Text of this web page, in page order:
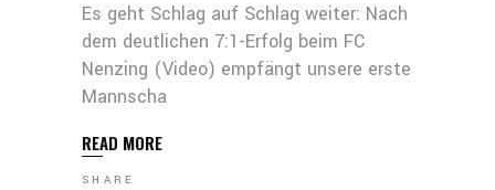
Es geht Schlag auf Schlag weiter: Nach
dem deutlichen 7:1-Erfolg beim FC
Nenzing (Video) empfängt unsere erste
Mannscha
READ MORE
SHARE